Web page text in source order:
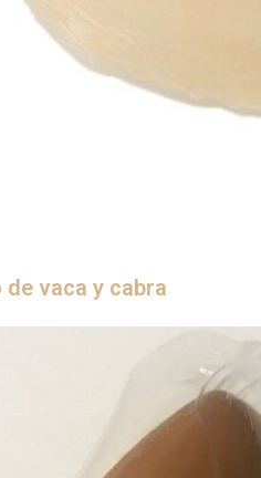
vaca y cabra